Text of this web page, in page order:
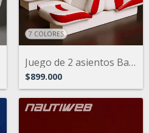
7 COLORES
Juego de 2 asientos Back To Back Náutico...
$899.000